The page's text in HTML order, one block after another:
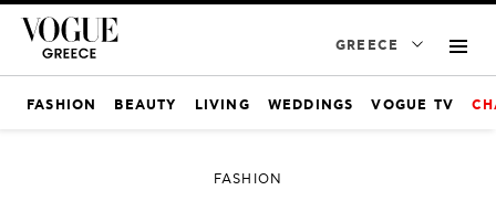
GREECE
FASHION BEAUTY LIVING WEDDINGS VOGUE TV
FASHION